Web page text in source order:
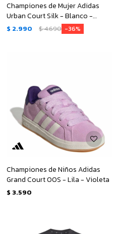
Championes de Mujer Adidas
Urban Court Silk - Blanco -
Anaranjado - Gris
$ 2.990 $4.690 36
Championes de Niños Adidas
Grand Court 00S - Lila - Violeta
$ 3.590